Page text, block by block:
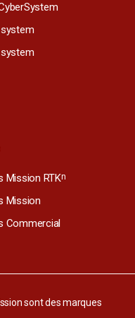
Mission RTKn
Mission
Commercial
sont des marques